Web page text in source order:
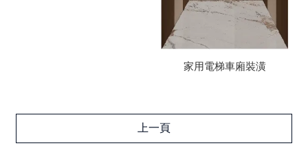
家用電梯車廂裝潢
上一頁